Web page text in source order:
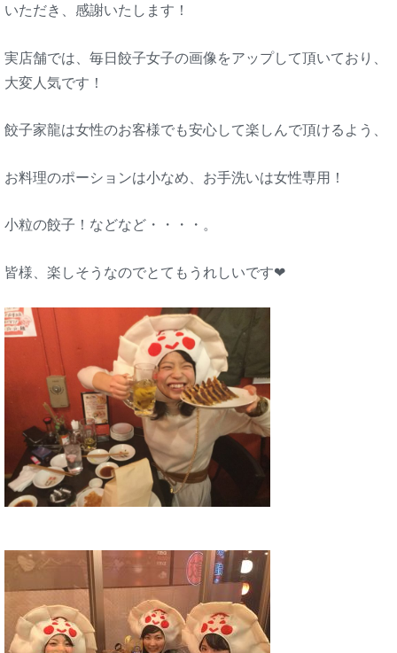
いただき、感謝いたします！
実店舗では、毎日餃子女子の画像をアップして頂いており、
大変人気です！
餃子家龍は女性のお客様でも安心して楽しんで頂けるよう、
お料理のポーションは小なめ、お手洗いは女性専用！
小粒の餃子！などなど・・・・。
皆様、楽しそうなのでとてもうれしいです❤